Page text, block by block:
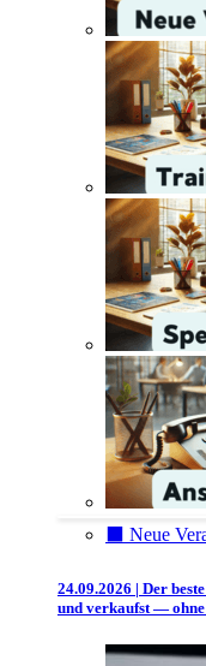
⬛️ Neue
24.09.2026 | Der
und verkaufst —